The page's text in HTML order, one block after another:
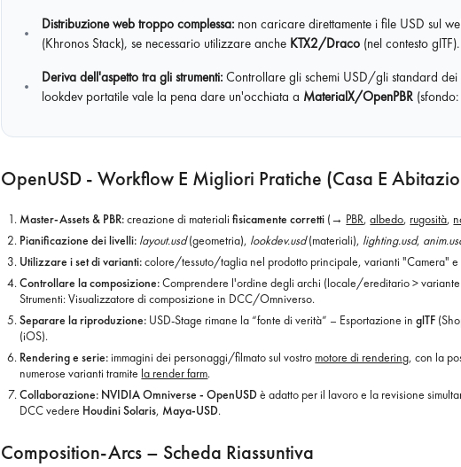
Distribuzione web troppo complessa:non caricare direttamente i file USD sul
(Khronos Stack), se necessario utilizzare anche KTX2/Draco(nel contesto glTF).
Deriva dell'aspetto tra gli strumenti:Controllare gli schemi USD/gli standard dei
lookdev portatile vale la pena dare un'occhiata a MaterialX/OpenPBR(sfondo:
OpenUSD - Workflow E Migliori Pratiche (Casa E
Master-Assets & PBR:creazione di materialifisicamente corretti (→ PBR,albedo, rugosità,
Pianificazione dei livelli: layout.usd(geometria), lookdev.usd(materiali), lighting.usd,
Utilizzare i set di varianti:colore/tessuto/taglia nel prodotto principale, varianti "Camera" e
Controllare la composizione:Comprendere l'ordine degli archi (locale/ereditario >
Strumenti: Visualizzatore di composizione in DCC/Omniverso.
Separare la riproduzione: USD-Stage rimane la “fonte di verità” – Esportazione inglTF
(iOS).
Rendering e serie:immagini dei personaggi/filmato sul vostro motore di rendering, con la
numerose varianti tramite la render farm.
Collaborazione: NVIDIA Omniverse - OpenUSDè adatto per il lavoro e la revisione
DCC vedere Houdini Solaris, Maya-USD.
Composition-Arcs – Scheda Riassuntiva